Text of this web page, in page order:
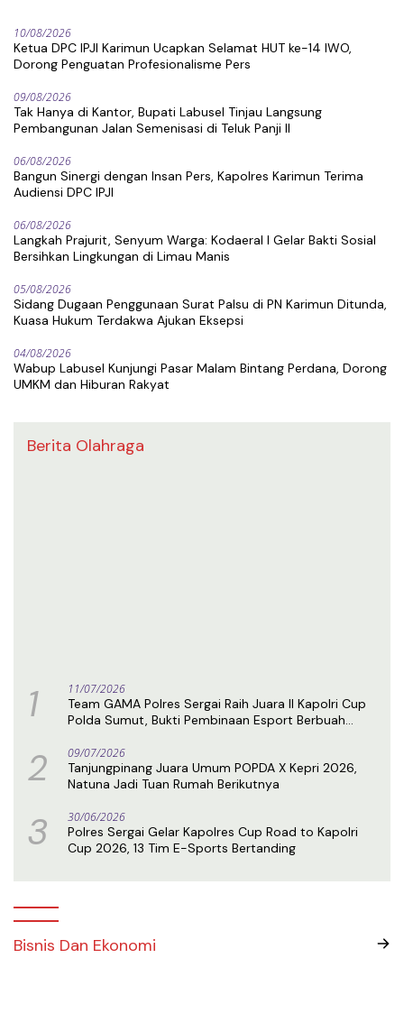
10/08/2026
Ketua DPC IPJI Karimun Ucapkan Selamat HUT ke-14 IWO,
Dorong Penguatan Profesionalisme Pers
09/08/2026
Tak Hanya di Kantor, Bupati Labusel Tinjau Langsung
Pembangunan Jalan Semenisasi di Teluk Panji II
06/08/2026
Bangun Sinergi dengan Insan Pers, Kapolres Karimun Terima
Audiensi DPC IPJI
06/08/2026
Langkah Prajurit, Senyum Warga: Kodaeral I Gelar Bakti Sosial
Bersihkan Lingkungan di Limau Manis
05/08/2026
Sidang Dugaan Penggunaan Surat Palsu di PN Karimun Ditunda,
Kuasa Hukum Terdakwa Ajukan Eksepsi
04/08/2026
Wabup Labusel Kunjungi Pasar Malam Bintang Perdana, Dorong
UMKM dan Hiburan Rakyat
Berita Olahraga
1 11/07/2026
Team GAMA Polres Sergai Raih Juara II Kapolri Cup
Polda Sumut, Bukti Pembinaan Esport Berbuah
2 09/07/2026
Tanjungpinang Juara Umum POPDA X Kepri 2026,
Natuna Jadi Tuan Rumah Berikutnya
3 30/06/2026
Polres Sergai Gelar Kapolres Cup Road to Kapolri
Cup 2026, 13 Tim E-Sports Bertanding
Bisnis Dan Ekonomi